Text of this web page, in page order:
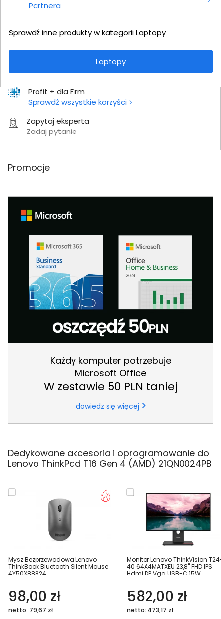
Profit + dla Firm
Sprawdź wszystkie korzyści
Zapytaj eksperta
Zadaj pytanie
Partnera
Sprawdź inne produkty w kategorii Laptopy
Laptopy
Promocje
Każdy komputer potrzebuje
Microsoft Office
W zestawie 50 PLN taniej
dowiedz się więcej
Dedykowane akcesoria i oprogramowanie do
Lenovo ThinkPad T16 Gen 4 (AMD) 21QN0024PB
Mysz Bezprzewodowa Lenovo
ThinkBook Bluetooth Silent Mouse
4Y50X88824
98,00 zł
netto: 79,67 zł
Monitor Lenovo ThinkVision
40 64A4MATXEU 23,8" FHD IPS
Hdmi DP Vga USB-C 15W
582,00 zł
netto: 473,17 zł